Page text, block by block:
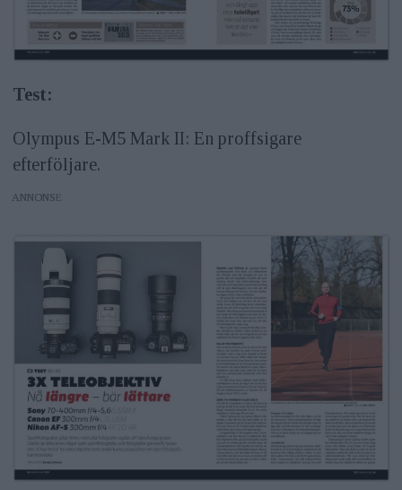
Test:
Olympus E-M5 Mark II: En proffsigare
efterföljare.
ANNONS